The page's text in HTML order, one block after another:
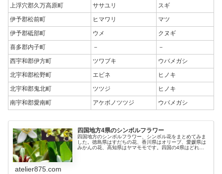
上浮穴郡久万高原町 ササユリ
スギ
伊予郡松前町
ヒマワリ
マツ
伊予郡砥部町
ウメ
クヌギ
喜多郡内子町
－
－
西宇和郡伊方町
ツワブキ
ウバメガシ
北宇和郡松野町
エビネ
ヒノキ
北宇和郡鬼北町
ツツジ
ヒノキ
南宇和郡愛南町
アケボノツツジ ウバメガシ
四国地方4県のシンボルフラワー
四国地方のシンボルフラワー、シンボル花をまとめてみま
した。徳島県はすだちの花、香川県はオリーブ、愛媛県は
みかんの花、高知県はヤマモモです。四国の4県はどれも
atelier875.com